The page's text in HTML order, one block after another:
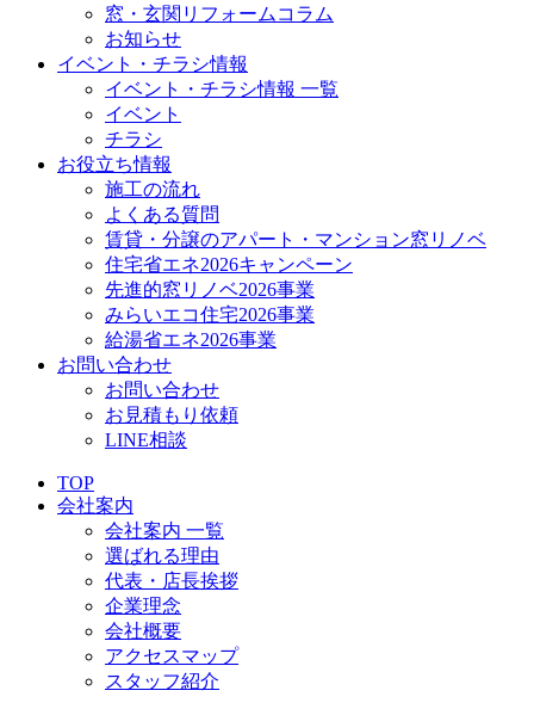
窓・玄関リフォームコラム
お知らせ
イベント・チラシ情報
イベント・チラシ情報 一覧
イベント
チラシ
お役立ち情報
施工の流れ
よくある質問
賃貸・分譲のアパート・マンション窓リノベ
住宅省エネ2026キャンペーン
先進的窓リノベ2026事業
みらいエコ住宅2026事業
給湯省エネ2026事業
お問い合わせ
お問い合わせ
お見積もり依頼
LINE相談
TOP
会社案内
会社案内 一覧
選ばれる理由
代表・店長挨拶
企業理念
会社概要
アクセスマップ
スタッフ紹介